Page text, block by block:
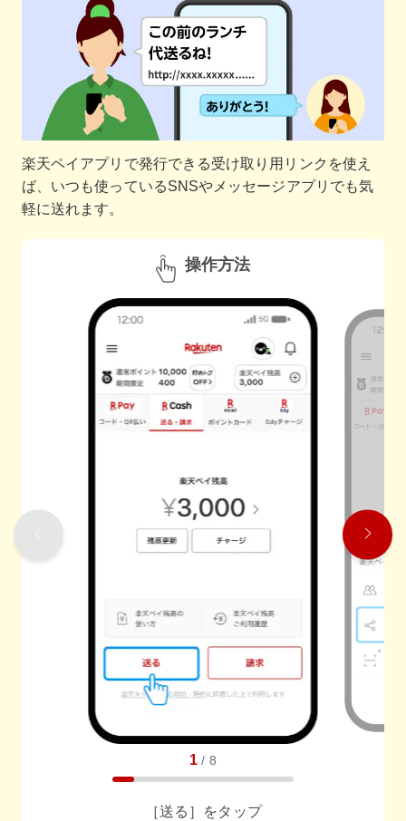
楽天ペイアプリで発行できる受け取り用リンクを使え
ば、いつも使っているSNSやメッセージアプリでも気
軽に送れます。
操作方法
1 / 8
［送る］をタップ